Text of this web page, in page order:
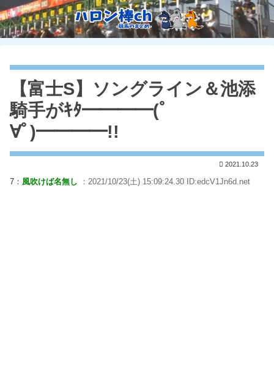
【富士S】ソングライン＆池添
騎手がｷﾀ━━━━(ﾟ
∀ﾟ)━━━━!!
2021.10.23
7： 風吹けば名無し ：2021/10/23(土) 15:09:24.30 ID:edcV1Jn6d.net